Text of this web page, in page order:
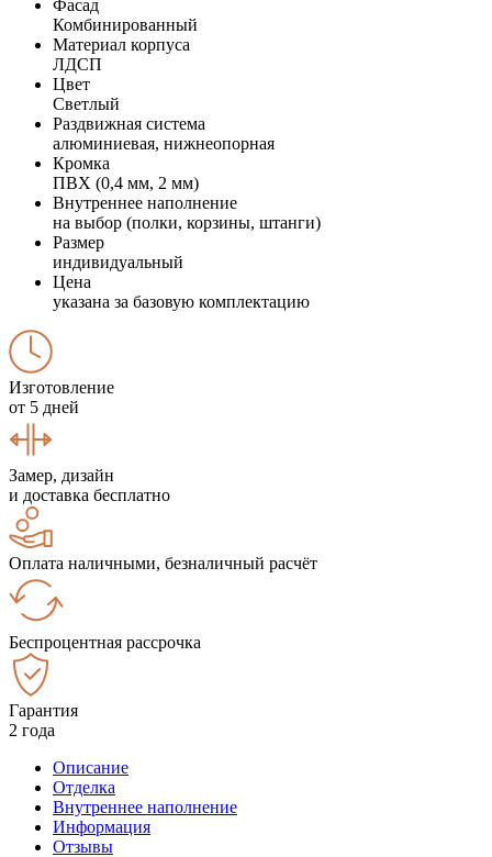
Фасад
Комбинированный
Материал корпуса
ЛДСП
Цвет
Светлый
Раздвижная система
алюминиевая, нижнеопорная
Кромка
ПВХ (0,4 мм, 2 мм)
Внутреннее наполнение
на выбор (полки, корзины, штанги)
Размер
индивидуальный
Цена
указана за базовую комплектацию
Изготовление
от 5 дней
Замер, дизайн
и доставка бесплатно
Оплата наличными, безналичный расчёт
Беспроцентная рассрочка
Гарантия
2 года
Описание
Отделка
Внутреннее наполнение
Информация
Отзывы